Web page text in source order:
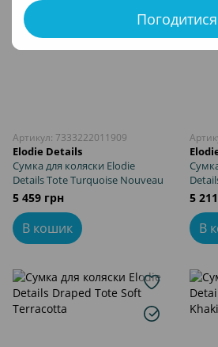
Погодитися
Артикул: 7333222011909
Elodie Details
Сумка для коляски Elodie
Details Tote Turquoise Nouveau
5 459 грн
В кошик
5
В